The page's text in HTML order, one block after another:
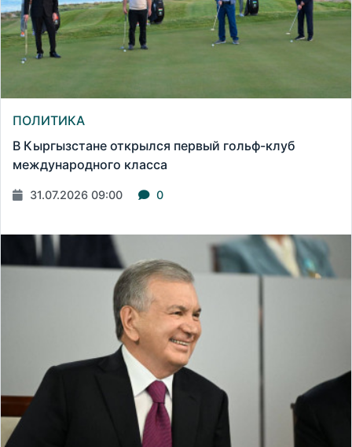
ПОЛИТИКА
В Кыргызстане открылся первый гольф-клуб
международного класса
31.07.2026 09:00 0